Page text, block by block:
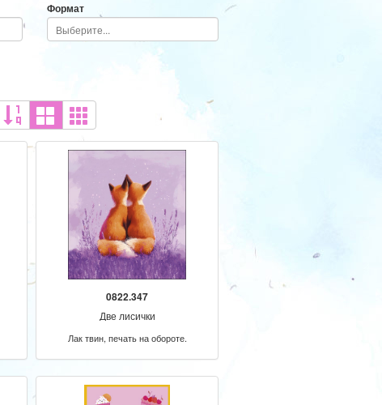
Формат
0822.347
Две лисички
Лак твин, печать на обороте.